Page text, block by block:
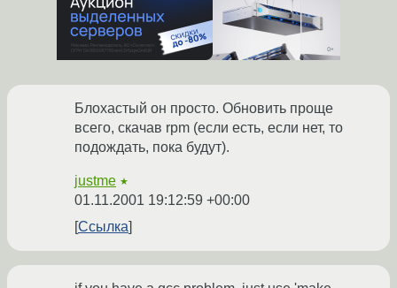
Блохастый он просто. Обновить проще
всего, скачав rpm (если есть, если нет, то
подождать, пока будут).
justme ★
01.11.2001 19:12:59 +00:00
Ссылка